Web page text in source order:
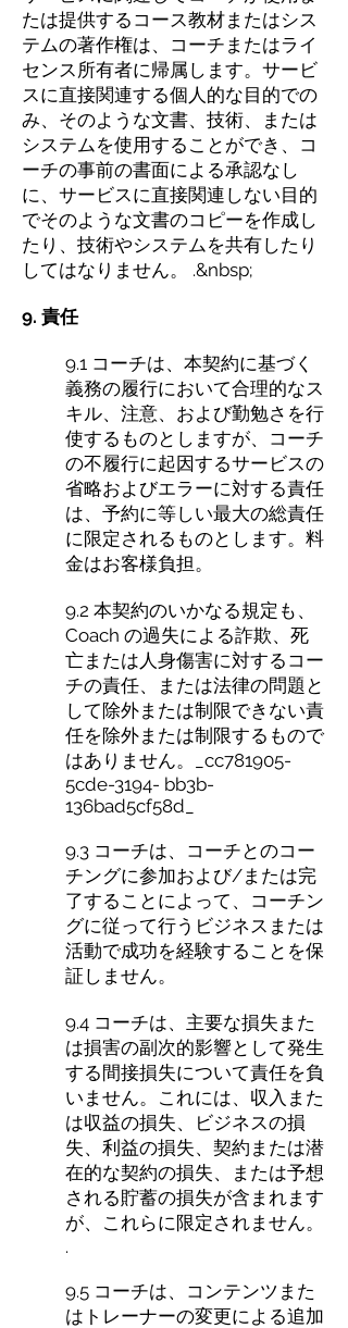
たは提供するコース教材またはシス
テムの著作権は、コーチまたはライ
センス所有者に帰属します。サービ
スに直接関連する個人的な目的での
み、そのような文書、技術、または
システムを使用することができ、コ
ーチの事前の書面による承認なし
に、サービスに直接関連しない目的
でそのような文書のコピーを作成し
たり、技術やシステムを共有したり
してはなりません。 .&nbsp;
9. 責任
9.1 コーチは、本契約に基づく
義務の履行において合理的なス
キル、注意、および勤勉さを行
使するものとしますが、コーチ
の不履行に起因するサービスの
省略およびエラーに対する責任
は、予約に等しい最大の総責任
に限定されるものとします。料
金はお客様負担。
9.2 本契約のいかなる規定も、
Coach の過失による詐欺、死
亡または人身傷害に対するコー
チの責任、または法律の問題と
して除外または制限できない責
任を除外または制限するもので
はありません。_cc781905-
5cde-3194- bb3b-
136bad5cf58d_
9.3 コーチは、コーチとのコー
チングに参加および/または完
了することによって、コーチン
グに従って行うビジネスまたは
活動で成功を経験することを保
証しません。
9.4 コーチは、主要な損失また
は損害の副次的影響として発生
する間接損失について責任を負
いません。これには、収入また
は収益の損失、ビジネスの損
失、利益の損失、契約または潜
在的な契約の損失、または予想
される貯蓄の損失が含まれます
が、これらに限定されません。
.
9.5 コーチは、コンテンツまた
はトレーナーの変更による追加